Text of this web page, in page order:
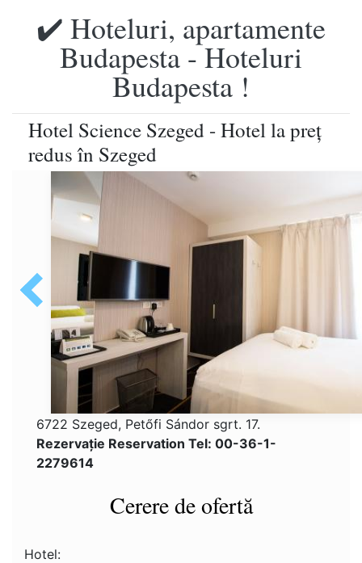
✔️ Hoteluri, apartamente
Budapesta - Hoteluri
Budapesta !
Hotel Science Szeged - Hotel la preț
redus în Szeged
6722 Szeged, Petőfi Sándor sgrt. 17.
Rezervaţie Reservation Tel: 00-36-1-
2279614
Cerere de ofertă
Hotel: